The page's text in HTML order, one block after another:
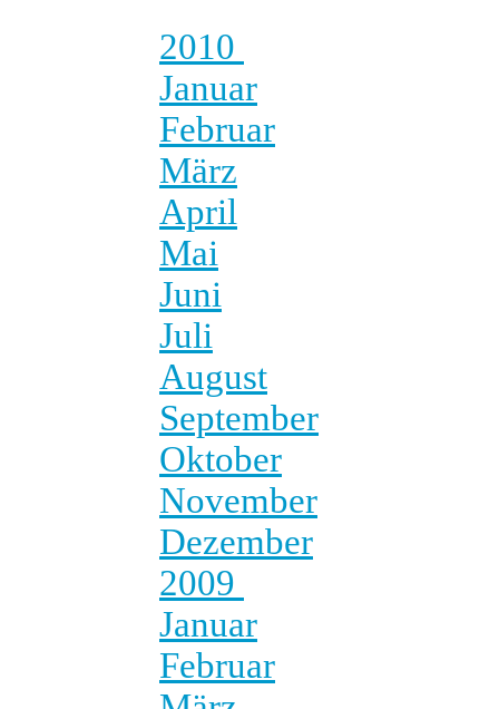
2010
Januar
Februar
März
April
Mai
Juni
Juli
August
September
Oktober
November
Dezember
2009
Januar
Februar